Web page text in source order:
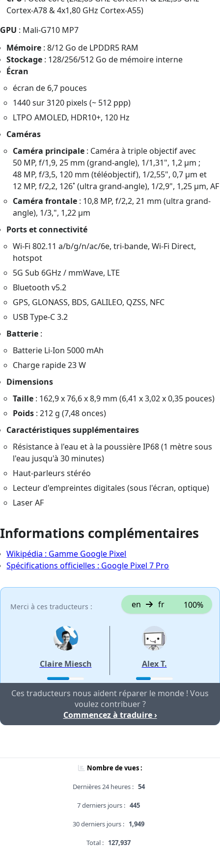
Cortex-A78 & 4x1,80 GHz Cortex-A55)
GPU : Mali-G710 MP7
Mémoire : 8/12 Go de LPDDR5 RAM
Stockage : 128/256/512 Go de mémoire interne
Écran
écran de 6,7 pouces
1440 sur 3120 pixels (~ 512 ppp)
LTPO AMOLED, HDR10+, 120 Hz
Caméras
Caméra principale : Caméra à triple objectif avec
50 MP, f/1,9, 25 mm (grand-angle), 1/1,31", 1,2 µm ;
48 MP, f/3,5, 120 mm (téléobjectif), 1/2,55", 0,7 µm et
12 MP, f/2,2, 126˚ (ultra grand-angle), 1/2,9", 1,25 µm, AF
Caméra frontale : 10,8 MP, f/2,2, 21 mm (ultra grand-
angle), 1/3,", 1,22 µm
Ports et connectivité
Wi-Fi 802.11 a/b/g/n/ac/6e, tri-bande, Wi-Fi Direct,
hotspot
5G Sub 6GHz / mmWave, LTE
Bluetooth v5.2
GPS, GLONASS, BDS, GALILEO, QZSS, NFC
USB Type-C 3.2
Batterie :
Batterie Li-Ion 5000 mAh
Charge rapide 23 W
Dimensions
Taille : 162,9 x 76,6 x 8,9 mm (6,41 x 3,02 x 0,35 pouces)
Poids : 212 g (7,48 onces)
Caractéristiques supplémentaires
Résistance à l'eau et à la poussière IP68 (1 mètre sous
l'eau jusqu'à 30 minutes)
Haut-parleurs stéréo
Lecteur d'empreintes digitales (sous l'écran, optique)
Laser AF
Informations complémentaires
Wikipédia : Gamme Google Pixel
Spécifications officielles : Google Pixel 7 Pro
Merci à ces traducteurs : en fr 100%
Claire Miesch Alex T.
Ces traducteurs nous aident réparer le monde ! Vous
voulez contribuer ?
Commencez à traduire ›
Nombre de vues :
Dernières 24 heures : 54
7 derniers jours : 445
30 derniers jours : 1,949
Total : 127,937